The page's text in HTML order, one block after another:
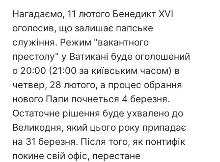
Нагадаємо, 11 лютого Бенедикт XVI
оголосив, що залишає папське
служіння. Режим "вакантного
престолу" у Ватикані буде оголошений
о 20:00 (21:00 за київським часом) в
четвер, 28 лютого, а процес обрання
нового Папи почнеться 4 березня.
Остаточне рішення буде ухвалено до
Великодня, який цього року припадає
на 31 березня. Після того, як понтифік
покине свій офіс, перестане